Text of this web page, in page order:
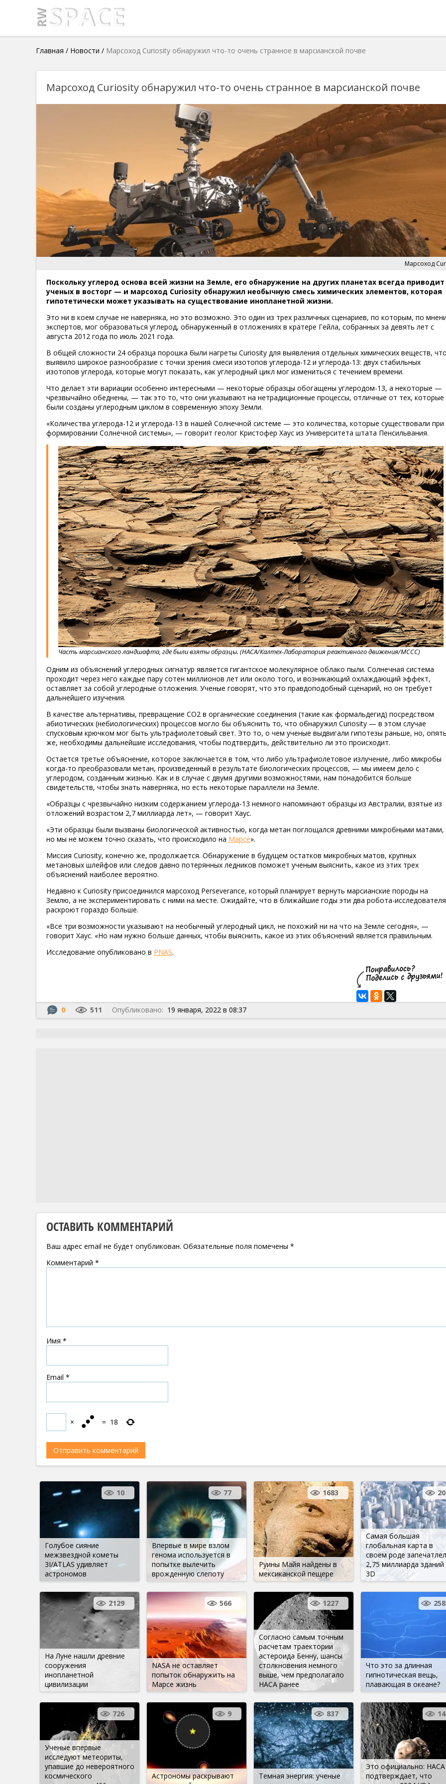
Главная / Новости / Марсоход Curiosity обнаружил что-то очень странное в марсианской почве
Марсоход Curiosity обнаружил что-то очень странное в марсианской почве
Марсоход
Поскольку углерод основа всей жизни на Земле, его обнаружение на других планетах всегда приводит
ученых в восторг — и марсоход Curiosity обнаружил необычную смесь химических элементов, которая
гипотетически может указывать на существование инопланетной жизни.
Это ни в коем случае не наверняка, но это возможно. Это один из трех различных сценариев, по которым, по
экспертов, мог образоваться углерод, обнаруженный в отложениях в кратере Гейла, собранных за девять лет с
августа 2012 года по июль 2021 года.
В общей сложности 24 образца порошка были нагреты Curiosity для выявления отдельных химических веществ,
выявило широкое разнообразие с точки зрения смеси изотопов углерода-12 и углерода-13: двух стабильных
изотопов углерода, которые могут показать, как углеродный цикл мог измениться с течением времени.
Что делает эти вариации особенно интересными — некоторые образцы обогащены углеродом-13, а некоторые —
чрезвычайно обеднены, — так это то, что они указывают на нетрадиционные процессы, отличные от тех, которые
были созданы углеродным циклом в современную эпоху Земли.
«Количества углерода-12 и углерода-13 в нашей Солнечной системе — это количества, которые существовали при
формировании Солнечной системы», — говорит геолог Кристофер Хаус из Университета штата Пенсильвания.
Часть марсианского ландшафта, где были взяты образцы. (НАСА/Калтех-Лаборатория реактивного движения/МССС)
Одним из объяснений углеродных сигнатур является гигантское молекулярное облако пыли. Солнечная система
проходит через него каждые пару сотен миллионов лет или около того, и возникающий охлаждающий эффект,
оставляет за собой углеродные отложения. Ученые говорят, что это правдоподобный сценарий, но он требует
дальнейшего изучения.
В качестве альтернативы, превращение CO2 в органические соединения (такие как формальдегид) посредством
абиотических (небиологических) процессов могло бы объяснить то, что обнаружил Curiosity — в этом случае
спусковым крючком мог быть ультрафиолетовый свет. Это то, о чем ученые выдвигали гипотезы раньше, но,
же, необходимы дальнейшие исследования, чтобы подтвердить, действительно ли это происходит.
Остается третье объяснение, которое заключается в том, что либо ультрафиолетовое излучение, либо микробы
когда-то преобразовали метан, произведенный в результате биологических процессов, — мы имеем дело с
углеродом, созданным жизнью. Как и в случае с двумя другими возможностями, нам понадобится больше
свидетельств, чтобы знать наверняка, но есть некоторые параллели на Земле.
«Образцы с чрезвычайно низким содержанием углерода-13 немного напоминают образцы из Австралии, взятые из
отложений возрастом 2,7 миллиарда лет», — говорит Хаус.
«Эти образцы были вызваны биологической активностью, когда метан поглощался древними микробными матами,
но мы не можем точно сказать, что происходило на Марсе».
Миссия Curiosity, конечно же, продолжается. Обнаружение в будущем остатков микробных матов, крупных
метановых шлейфов или следов давно потерянных ледников поможет ученым выяснить, какое из этих трех
объяснений наиболее вероятно.
Недавно к Curiosity присоединился марсоход Perseverance, который планирует вернуть марсианские породы на
Землю, а не экспериментировать с ними на месте. Ожидайте, что в ближайшие годы эти два робота-исследователя
раскроют гораздо больше.
«Все три возможности указывают на необычный углеродный цикл, не похожий ни на что на Земле сегодня», —
говорит Хаус. «Но нам нужно больше данных, чтобы выяснить, какое из этих объяснений является правильным.
Исследование опубликовано в PNAS.
0 511 Опубликовано: 19 января, 2022 в 08:37
ОСТАВИТЬ КОММЕНТАРИЙ
Ваш адрес email не будет опубликован. Обязательные поля помечены *
Комментарий *
Имя *
Email *
× = 18
Голубое сияние
межзвездной кометы
3I/ATLAS удивляет
астрономов
10
Впервые в мире взлом
генома используется в
попытке вылечить
врожденную слепоту
77
Руины Майя найдены в
мексиканской пещере
1683
Самая большая
глобальная карта в
своем роде
2,75 миллиарда зданий
3D
20
На Луне нашли древние
сооружения
инопланетной
цивилизации
2129
NASA не оставляет
попыток обнаружить на
Марсе жизнь
566
Согласно самым точным
расчетам траектории
астероида Бенну, шансы
столкновения немного
выше, чем предполагало
НАСА ранее
1227
Что это за длинная
гипнотическая вещь,
плавающая в океане?
258
Ученые впервые
исследуют метеориты,
упавшие до невероятного
космического
726
Астрономы раскрывают
9
Темная энергия: ученые
837
Это официально: НАСА
подтверждает, что
14